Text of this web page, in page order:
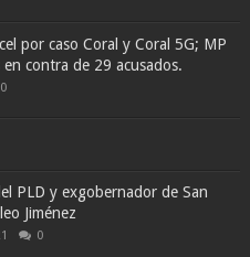
por caso Coral y Coral 5G; MP
contra de 29 acusados.
0
PLD y exgobernador de San
Jiménez
0